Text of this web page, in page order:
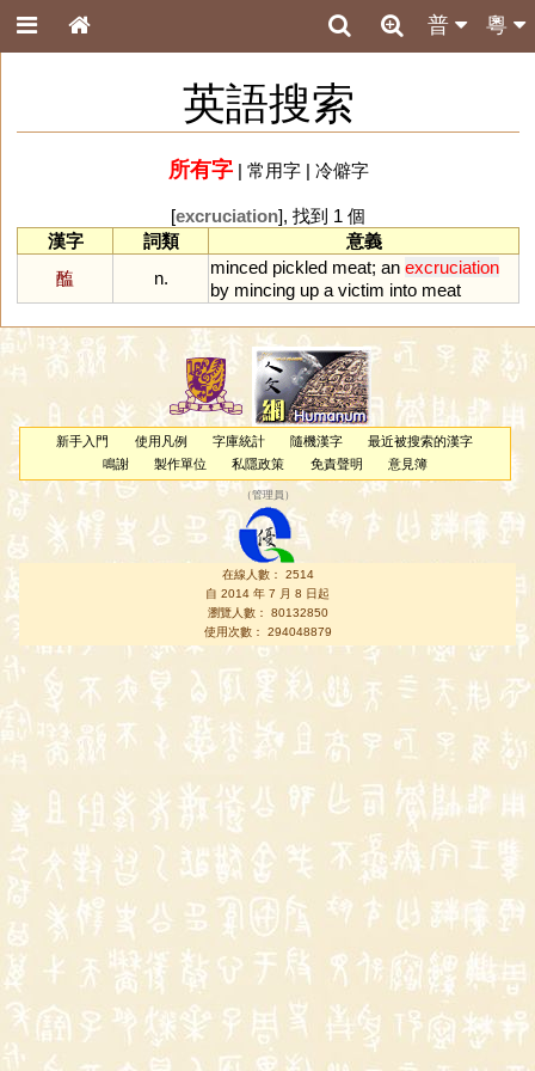
粵
普
英語搜索
所有字| 常用字| 冷僻字
[excruciation], 找到 1 個
漢字
詞類
意義
醢
n.
minced pickled meat; an excruciation
by mincing up a victim into meat
新手入門 使用凡例 字庫統計 隨機漢字
最近被搜索的漢字
鳴謝
製作單位 私隱政策 免責聲明 意見簿
（管理員 ）
在線人數： 2514
自 2014 年 7 月 8 日起
瀏覽人數： 80132850
使用次數： 294048879